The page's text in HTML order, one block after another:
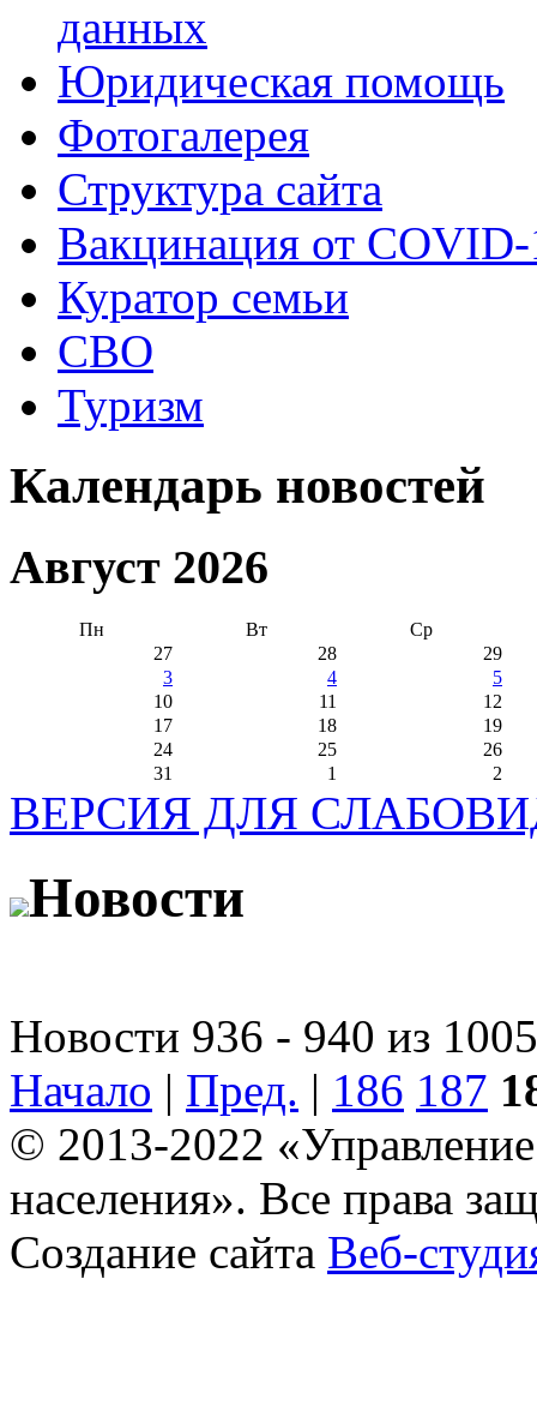
данных
Юридическая помощь
Фотогалерея
Структура сайта
Вакцинация от
Куратор семьи
СВО
Туризм
Календарь новостей
Август 2026
Пн Вт
Ср
27
28
29
3
4
5
10
11
12
17
18
19
24
25
26
31
1 2
ВЕРСИЯ ДЛЯ
Новости
Новости 936 - 940 из 1005
Начало | Пред. | 186 187
© 2013-2022
населения». Все права
Создание сайта Веб-